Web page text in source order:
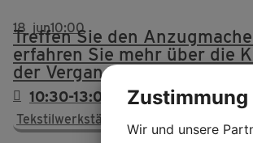
18 jun10:00
Treffen Sie den
erfahren Sie mehr über die
der Vergangenheit
10:30-13:00 & 13.30-15.30
Tekstilwerkstätte, nr. 15
Wir und unsere